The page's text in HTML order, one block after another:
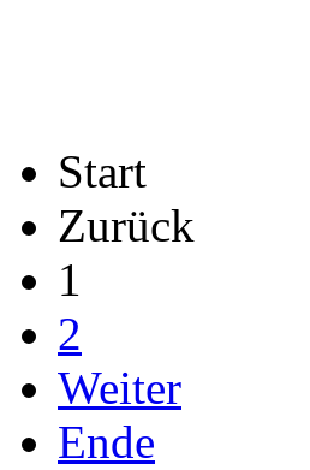
Start
Zurück
1
2
Weiter
Ende